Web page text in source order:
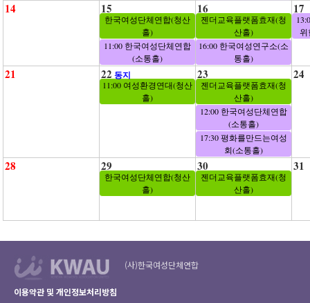
14 15
한국여성단체연합(청산
홀)
11:00 한국여성단체연합
(소통홀)
16
젠더교육플랫폼효재(청
산홀)
16:00 한국여성연구소(소
통홀)
17
위
21 22 동지
11:00 여성환경연대(청산
홀)
23
젠더교육플랫폼효재(청
산홀)
12:00 한국여성단체연합
(소통홀)
17:30 평화를만드는여성
회(소통홀)
24
28 29
한국여성단체연합(청산
홀)
30
젠더교육플랫폼효재(청
산홀)
31
(사)한국여성단체연합
이용약관 및 개인정보처리방침